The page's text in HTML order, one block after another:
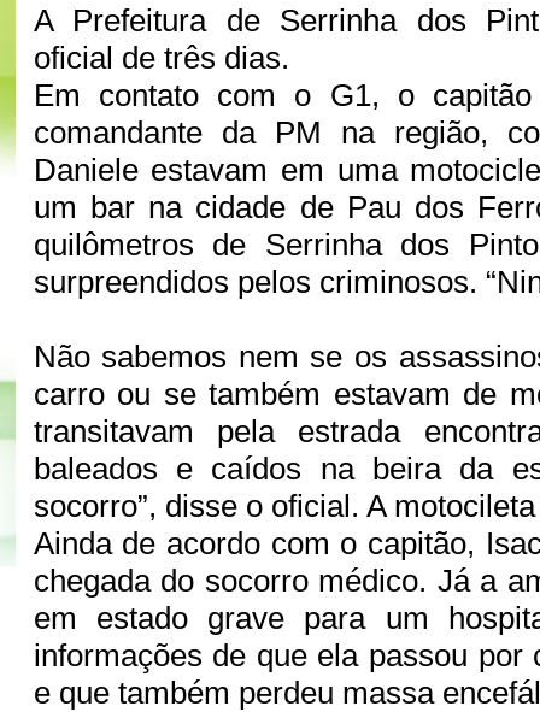
A Prefeitura de Serrinha dos
oficial de três dias.
Em contato com o G1, o capitão
comandante da PM na região,
Daniele estavam em uma
um bar na cidade de Pau dos
quilômetros de Serrinha dos
surpreendidos pelos criminosos.
Não sabemos nem se os
carro ou se também estavam de
transitavam pela estrada
baleados e caídos na beira da
socorro”, disse o oficial. A
Ainda de acordo com o capitão,
chegada do socorro médico. Já a
em estado grave para um
informações de que ela passou por
e que também perdeu massa